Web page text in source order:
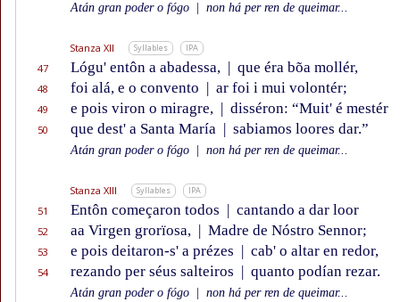
Atán gran poder o fógo non há per ren de queimar...
Stanza XII Syllables IPA
47 Lógu' entôn a abadessa, | que éra bõa mollér,
48 foi alá, e o convento | ar foi i mui volontér;
49 e pois viron o miragre, | disséron: “Muit' é mestér
50 que dest' a Santa María | sabiamos loores dar.”
Atán gran poder o fógo non há per ren de queimar...
Stanza XIII Syllables IPA
51 Entôn começaron todos | cantando a dar loor
52 aa Virgen grorïosa, | Madre de Nóstro Sennor;
53 e pois deitaron-s' a prézes | cab' o altar en redor,
54 rezando per séus salteiros | quanto podían rezar.
Atán gran poder o fógo non há per ren de queimar...